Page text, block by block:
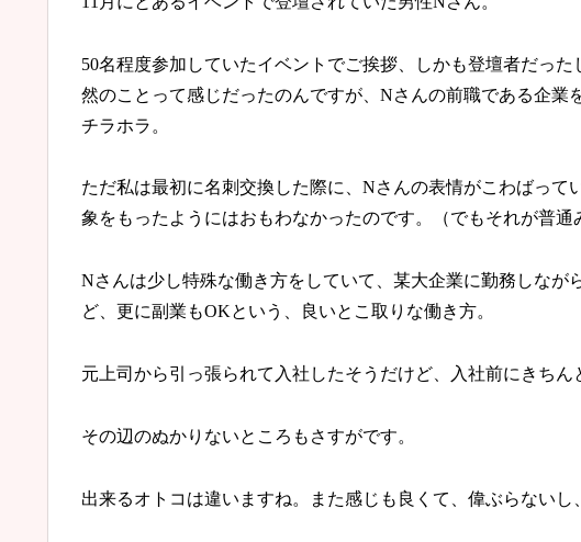
50名程度参加していたイベントでご挨拶、しかも登壇者だっ
然のことって感じだったのんですが、Nさんの前職である企業
チラホラ。
ただ私は最初に名刺交換した際に、Nさんの表情がこわばって
象をもったようにはおもわなかったのです。（でもそれが普通
Nさんは少し特殊な働き方をしていて、某大企業に勤務しなが
ど、更に副業もOKという、良いとこ取りな働き方。
元上司から引っ張られて入社したそうだけど、入社前にきちん
その辺のぬかりないところもさすがです。
出来るオトコは違いますね。また感じも良くて、偉ぶらないし